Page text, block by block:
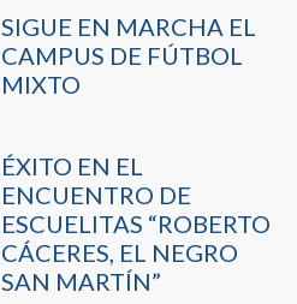
SIGUE EN MARCHA EL
CAMPUS DE FÚTBOL
MIXTO
ÉXITO EN EL
ENCUENTRO DE
ESCUELITAS “ROBERTO
CÁCERES, EL NEGRO
SAN MARTÍN”